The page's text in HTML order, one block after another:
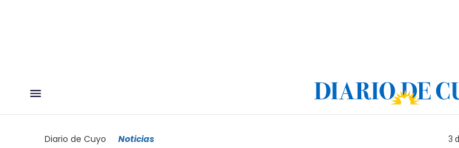
Diario de Cuyo Noticias 3